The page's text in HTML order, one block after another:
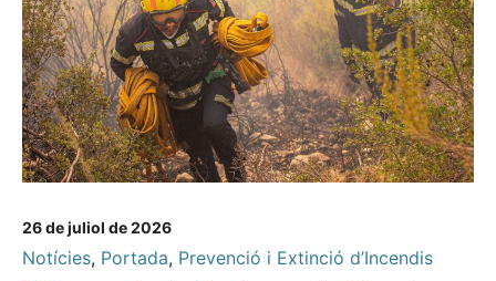
26 de juliol de 2026
Notícies, Portada, Prevenció i Extinció d’Incendis